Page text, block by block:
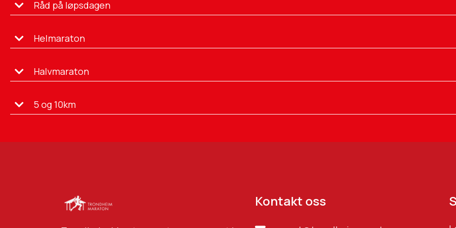
Råd på løpsdagen
Helmaraton
Halvmaraton
5 og 10km
Kontakt oss